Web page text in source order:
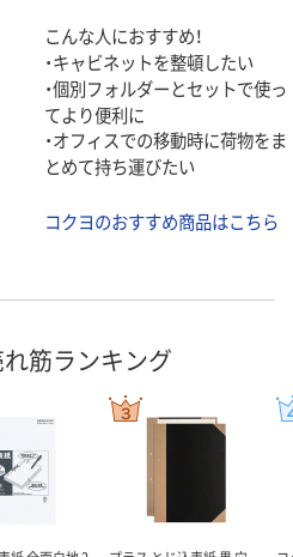
こんな人におすすめ！
・キャビネットを整頓したい
・個別フォルダーとセットで使っ
てより便利に
・オフィスでの移動時に荷物をま
とめて持ち運びたい
コクヨのおすすめ商品はこちら
筋ランキング